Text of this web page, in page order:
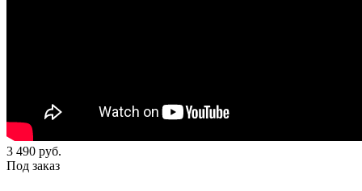
3 490 руб.
Под заказ